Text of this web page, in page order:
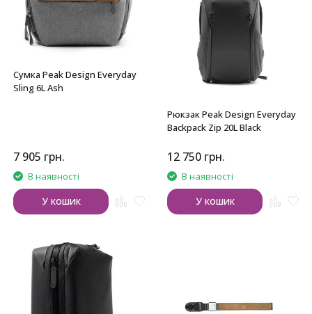
Сумка Peak Design Everyday
Sling 6L Ash
7 905 грн.
В наявності
У кошик
Рюкзак Peak Design Everyday
Backpack Zip 20L Black
12 750 грн.
В наявності
У кошик